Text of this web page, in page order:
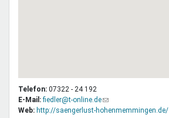
Telefon: 07322 - 24 192
E-Mail:fiedler@t-online.de(Link
sendet
Web: http://saengerlust-hohenmemmingen.de/